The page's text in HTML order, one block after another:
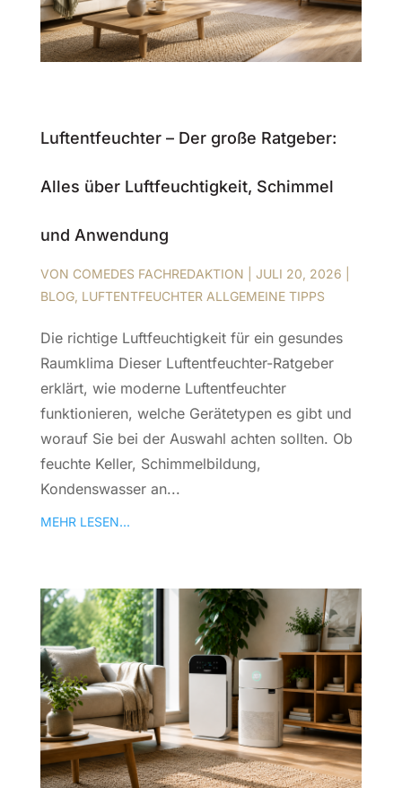
Luftentfeuchter – Der große Ratgeber:
Alles über Luftfeuchtigkeit, Schimmel
und Anwendung
VON COMEDES FACHREDAKTION JULI 20, 2026
BLOG, LUFTENTFEUCHTER ALLGEMEINE TIPPS
Die richtige Luftfeuchtigkeit für ein gesundes
Raumklima Dieser Luftentfeuchter-Ratgeber
erklärt, wie moderne Luftentfeuchter
funktionieren, welche Gerätetypen es gibt und
worauf Sie bei der Auswahl achten sollten. Ob
feuchte Keller, Schimmelbildung,
Kondenswasser an...
MEHR LESEN...